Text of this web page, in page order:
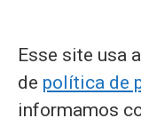
Esse site usa
de política de
informamos